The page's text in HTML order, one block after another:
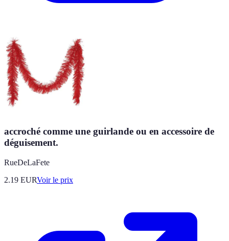
accroché comme une guirlande ou en accessoire de
déguisement.
RueDeLaFete
2.19 EURVoir le prix